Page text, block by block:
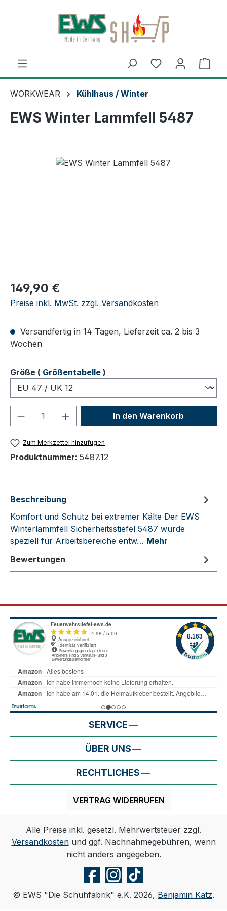
Zum Hauptinhalt springen
WORKWEAR Kühlhaus / Winter
EWS Winter Lammfell 5487
Regulärer Preis:
149,90 €
Preise inkl. MwSt. zzgl. Versandkosten
Versandfertig in 14 Tagen, Lieferzeit ca. 2 bis 3
Wochen
Größeauswählen
( Größentabelle )
Produkt Anzahl: Gib denIn den Warenkorb
Zum Merkzettel hinzufügen
Produktnummer: 5487.12
Beschreibung
Komfort und Schutz bei extremer Kälte Der EWS
Winterlammfell Sicherheitsstiefel 5487 wurde
speziell für Arbeitsbereiche entw… Mehr
Bewertungen
SERVICE
ÜBER UNS
RECHTLICHES
VERTRAG WIDERRUFEN
Alle Preise inkl. gesetzl. Mehrwertsteuer zzgl.
Versandkostenund ggf. Nachnahmegebühren, wenn
nicht anders angegeben.
© EWS "Die Schuhfabrik" e.K. 2026, Benjamin Katz.